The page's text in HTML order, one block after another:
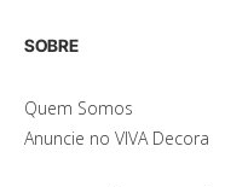
SOBRE
Quem Somos
Anuncie no VIVA Decora